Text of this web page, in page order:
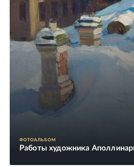
ФОТОАЛЬБОМ
Работы художника